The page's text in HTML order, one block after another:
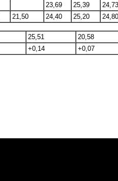
23,69 25,39 24,73
21,50 24,40 25,20 24,80
25,51 20,58
+0,14 +0,07